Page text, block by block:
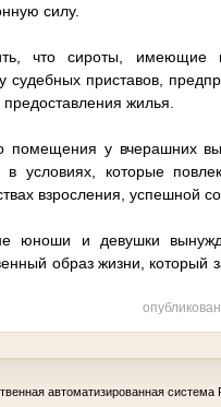
силу.
что сироты, имеющие
судебных приставов,
жилья.
помещения у вчерашних
в условиях, которые
взросления, успешной
юноши и девушки
образ жизни, который
автоматизированная